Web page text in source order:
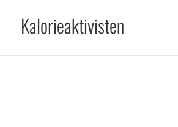
Kalorieaktivisten